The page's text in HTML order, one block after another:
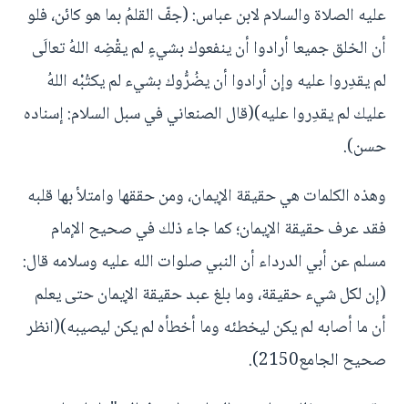
عليه الصلاة والسلام لابن عباس: (جفّ القلمُ بما هو كائن، فلو
أن الخلق جميعا أرادوا أن ينفعوك بشيءٍ لم يقْضِه اللهُ تعالَى
لم يقدِروا عليه وإن أرادوا أن يضُرُّوك بشيء لم يكتُبْه اللهُ
عليك لم يقدِروا عليه)(قال الصنعاني في سبل السلام: إسناده
حسن).
وهذه الكلمات هي حقيقة الإيمان، ومن حققها وامتلأ بها قلبه
فقد عرف حقيقة الإيمان؛ كما جاء ذلك في صحيح الإمام
مسلم عن أبي الدرداء أن النبي صلوات الله عليه وسلامه قال:
(إن لكل شيء حقيقة، وما بلغ عبد حقيقة الإيمان حتى يعلم
أن ما أصابه لم يكن ليخطئه وما أخطأه لم يكن ليصيبه)(انظر
صحيح الجامع2150).